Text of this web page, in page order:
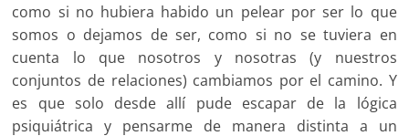
como si no hubiera habido un pelear por ser lo que
somos o dejamos de ser, como si no se tuviera en
cuenta lo que nosotros y nosotras (y nuestros
conjuntos de relaciones) cambiamos por el camino. Y
es que solo desde allí pude escapar de la lógica
psiquiátrica y pensarme de manera distinta a un